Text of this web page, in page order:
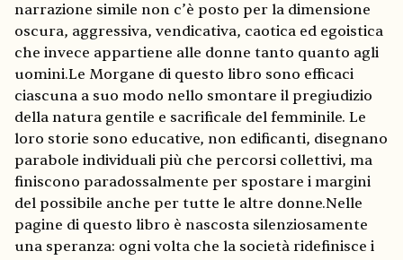
narrazione simile non c’è posto per la dimensione
oscura, aggressiva, vendicativa, caotica ed egoistica
che invece appartiene alle donne tanto quanto agli
uomini.Le Morgane di questo libro sono efficaci
ciascuna a suo modo nello smontare il pregiudizio
della natura gentile e sacrificale del femminile. Le
loro storie sono educative, non edificanti, disegnano
parabole individuali più che percorsi collettivi, ma
finiscono paradossalmente per spostare i margini
del possibile anche per tutte le altre donne.Nelle
pagine di questo libro è nascosta silenziosamente
una speranza: ogni volta che la società ridefinisce i